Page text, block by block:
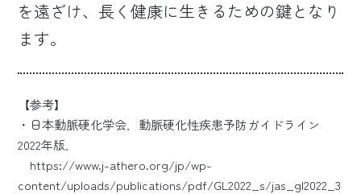
を遠ざけ、長く健康に生きるための鍵となり
ます。
【参考】
・日本動脈硬化学会．動脈硬化性疾患予防ガイドライン
2022年版．
https://www.j-athero.org/jp/wp-
content/uploads/publications/pdf/GL2022_s/jas_gl2022_3